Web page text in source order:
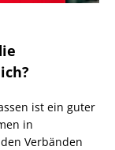
ist ein guter
in
Verbänden